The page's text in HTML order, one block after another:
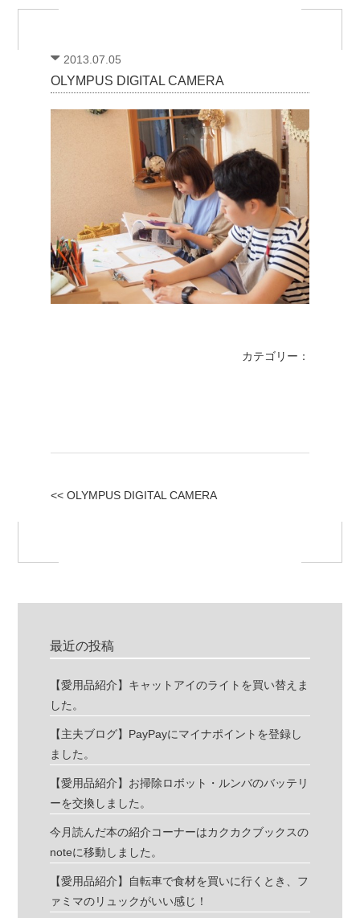
2013.07.05
OLYMPUS DIGITAL CAMERA
カテゴリー：
<< OLYMPUS DIGITAL CAMERA
最近の投稿
【愛用品紹介】キャットアイのライトを買い替えま
した。
【主夫ブログ】PayPayにマイナポイントを登録し
ました。
【愛用品紹介】お掃除ロボット・ルンバのバッテリ
ーを交換しました。
今月読んだ本の紹介コーナーはカクカクブックスの
noteに移動しました。
【愛用品紹介】自転車で食材を買いに行くとき、フ
ァミマのリュックがいい感じ！